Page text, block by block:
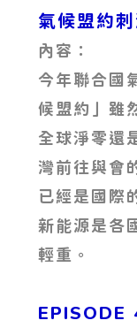
氣候盟約
內
今年聯合國
候盟約」雖
全球淨零還
灣前往與會
已經是國際
新能源是各
輕重。
EPISODE